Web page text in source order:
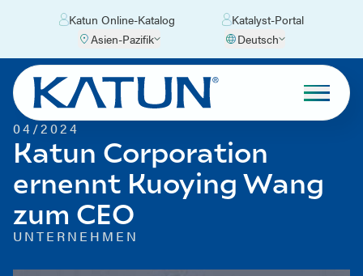
Katun Online-Katalog
Katalyst-Portal
Asien-Pazifik
Deutsch
04/2024
Katun Corporation
ernennt Kuoying Wang
zum CEO
UNTERNEHMEN